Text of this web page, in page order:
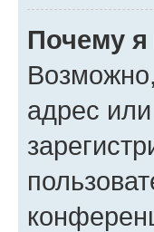
Почему я
адрес